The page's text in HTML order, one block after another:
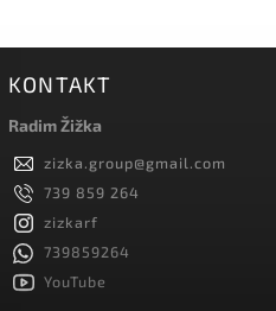
KONTAKT
Radim Žižka
zizka.group@gmail.com
739 859 264
zizkarf
739859264
YouTube